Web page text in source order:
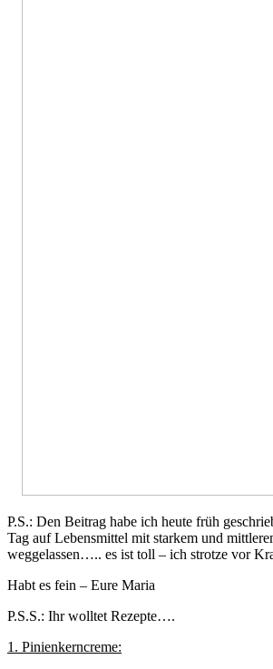
P.S.: Den Beitrag habe ich heute früh
Tag auf Lebensmittel mit starkem und
weggelassen….. es ist toll – ich strotze vor
Habt es fein – Eure Maria
P.S.S.: Ihr wolltet Rezepte….
1. Pinienkerncreme: